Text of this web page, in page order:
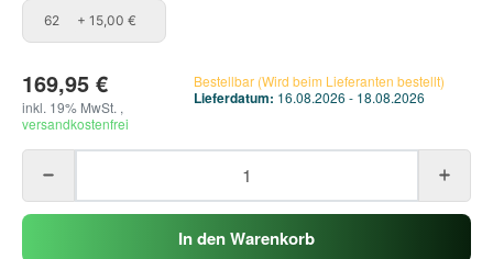
62 + 15,00 €
169,95 €
inkl. 19% MwSt. ,
versandkostenfrei
Bestellbar (Wird beim Lieferanten bestellt)
Lieferdatum: 16.08.2026 - 18.08.2026
In den Warenkorb